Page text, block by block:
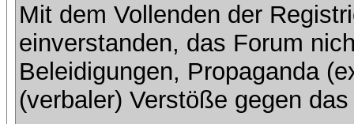
Mit dem Vollenden der
einverstanden, das Forum
Beleidigungen, Propaganda
(verbaler) Verstöße gegen